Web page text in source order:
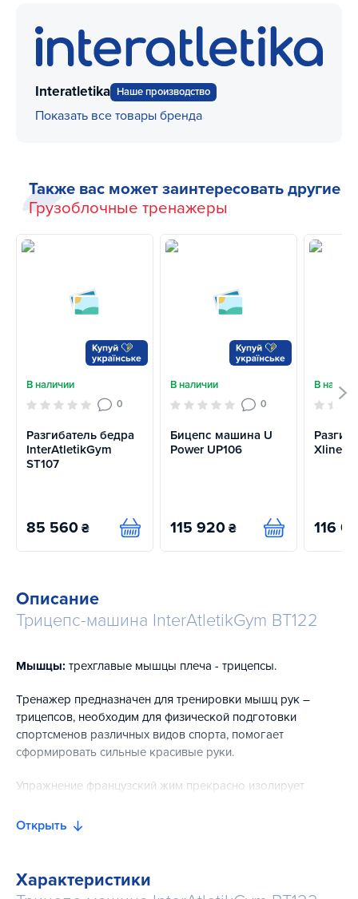
Interatletika Наше производство
Показать все товары бренда
Также вас может заинтересовать другие
Грузоблочные тренажеры
В наличии
0
Разгибатель бедра
InterAtletikGym
ST107
85 560 ₴ Купить
В наличии
0
Бицепс машина U
Power UP106
115 920 ₴ Купить
В
Xline
116
Описание
Трицепс-машина InterAtletikGym BT122
Мышцы: трехглавые мышцы плеча - трицепсы.
Тренажер предназначен для тренировки мышц рук –
трицепсов, необходим для физической подготовки
спортсменов различных видов спорта, помогает
сформировать сильные красивые руки.
Упражнение французский жим прекрасно изолирует
на внутренний и средний пучок трицепса.
полностью исключает получение травмы и позволяет
тренироваться людям с различным уровнем подготовки.
Открыть
Характеристики